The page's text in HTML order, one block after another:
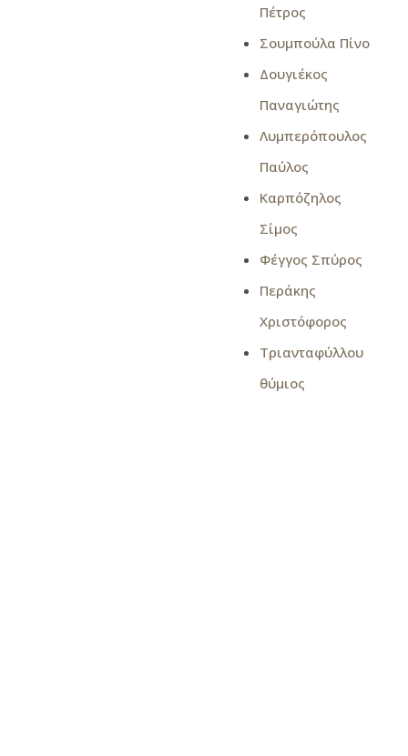
Πέτρος
Σουμπούλα Πίνο
Δουγιέκος
Παναγιώτης
Λυμπερόπουλος
Παύλος
Καρπόζηλος
Σίμος
Φέγγος Σπύρος
Περάκης
Χριστόφορος
Τριανταφύλλου
θύμιος